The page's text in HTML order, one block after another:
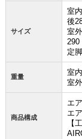
お
サイズ
室
後
室
定
重量
室
室
商品構成
エ
エ
【